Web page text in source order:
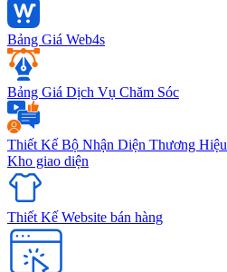
Bảng Giá Web4s
Bảng Giá Dịch Vụ Chăm Sóc
Thiết Kế Bộ Nhận Diện Thương Hiệu
Kho giao diện
Thiết Kế Website bán hàng